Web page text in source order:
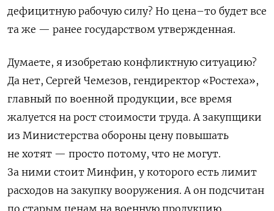
дефицитную рабочую силу? Но цена–то будет все
та же — ранее государством утвержденная.
Думаете, я изобретаю конфликтную ситуацию?
Да нет, Сергей Чемезов, гендиректор «Ростеха»,
главный по военной продукции, все время
жалуется на рост стоимости труда. А закупщики
из Министерства обороны цену повышать
не хотят — просто потому, что не могут.
За ними стоит Минфин, у которого есть лимит
расходов на закупку вооружения. А он подсчитан